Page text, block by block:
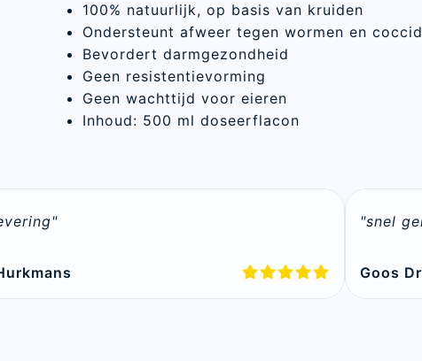
100% natuurlijk, op basis van kruiden
Ondersteunt afweer tegen wormen en
Bevordert darmgezondheid
Geen resistentievorming
Geen wachttijd voor eieren
Inhoud: 500 ml doseerflacon
"snel
Goos